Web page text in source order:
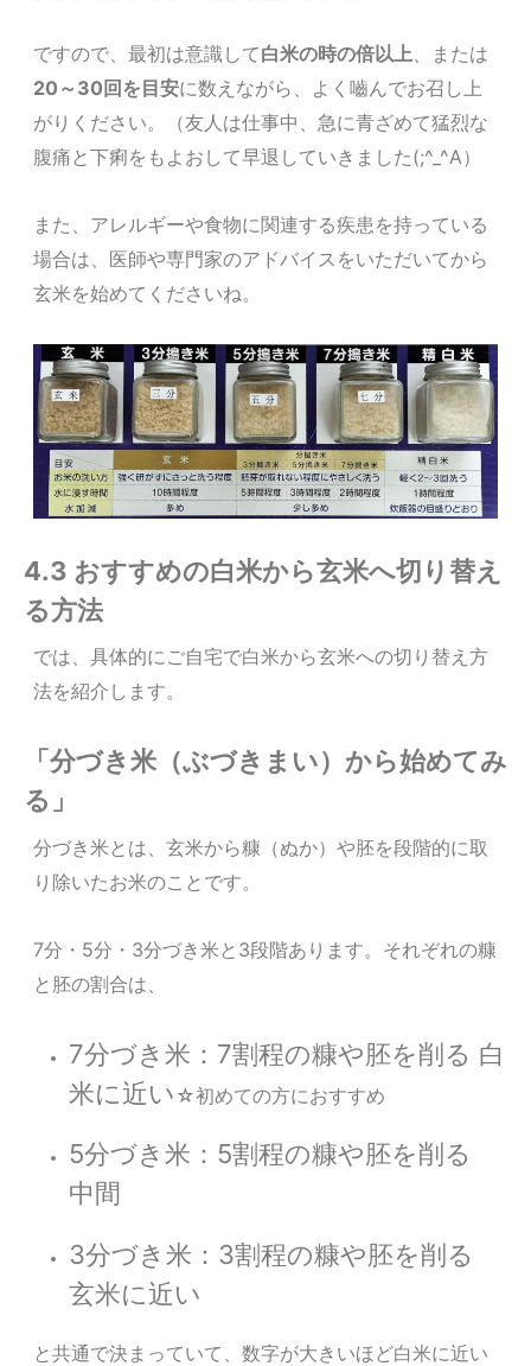
ですので、最初は意識して白米の時の倍以上、または
20～30回を目安に数えながら、よく嚙んでお召し上
がりください。
（友人は仕事中、急に青ざめて猛烈な
腹痛と下痢をもよおして早退していきました(;^_^A）
また、アレルギーや食物に関連する疾患を持っている
場合は、医師や専門家のアドバイスをいただいてから
玄米を始めてくださいね。
4.3 おすすめの白米から玄米へ切り替え
る方法
では、具体的にご自宅で白米から玄米への切り替え方
法を紹介します。
「分づき米（ぶづきまい）から始めてみ
る」
分づき米とは、玄米から糠（ぬか）や胚を段階的に取
り除いたお米のことです。
7分・5分・3分づき米と3段階あります。それぞれの糠
と胚の割合は、
7分づき米：7割程の糠や胚を削る 白
米に近い ☆初めての方におすすめ
5分づき米：5割程の糠や胚を削る
中間
3分づき米：3割程の糠や胚を削る
玄米に近い
と共通で決まっていて、数字が大きいほど白米に近い